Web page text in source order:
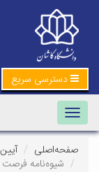
دسترسی سریع
navigation
صفحه‌اصلی
شیوه‌نامه